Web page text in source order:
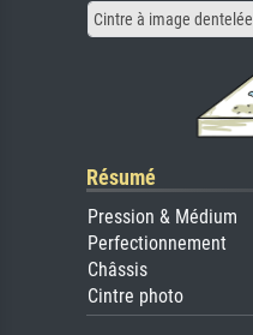
Cintre à image dentelée
Résumé
Pression & Médium
Perfectionnement
Châssis
Cintre photo